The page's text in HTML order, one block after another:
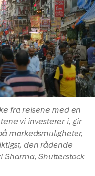
fra reisene med en
vi investerer i, gir
markedsmuligheter,
den rådende
Sharma, Shutterstock